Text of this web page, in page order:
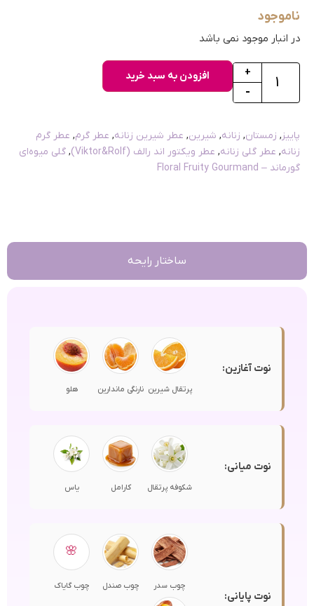
ناموجود
در انبار موجود نمی باشد
-
+ افزودن به سبد خرید
پاییز, زمستان, زنانه, شیرین, عطر شیرین زنانه, عطر گرم, عطر گرم
زنانه, عطر گلی زنانه, عطر ویکتور اند رالف (Viktor&Rolf) , گلی میوه‌ای
گورماند – Floral Fruity Gourmand
ساختار رایحه
نوت آغازین:
پرتقال شیرین نارنگی ماندارین هلو
نوت میانی:
شکوفه پرتقال کارامل یاس
نوت پایانی:
چوب سدر چوب صندل
🌸
چوب گایاک